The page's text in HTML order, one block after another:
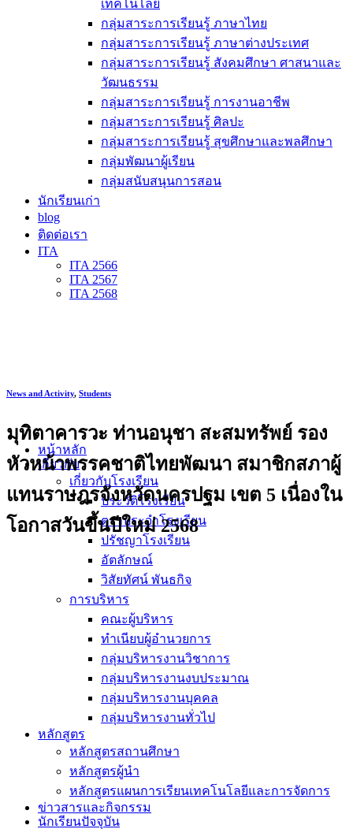
เทคโนโลยี
กลุ่มสาระการเรียนรู้ ภาษาไทย
กลุ่มสาระการเรียนรู้ ภาษาต่างประเทศ
กลุ่มสาระการเรียนรู้ สังคมศึกษา ศาสนาและ
วัฒนธรรม
กลุ่มสาระการเรียนรู้ การงานอาชีพ
กลุ่มสาระการเรียนรู้ ศิลปะ
กลุ่มสาระการเรียนรู้ สุขศึกษาและพลศึกษา
กลุ่มพัฒนาผู้เรียน
กลุ่มสนับสนุนการสอน
นักเรียนเก่า
blog
ติดต่อเรา
ITA
ITA 2566
ITA 2567
ITA 2568
หน้าหลัก
เกี่ยวกับ
เกี่ยวกับโรงเรียน
ประวัติโรงเรียน
ตราประจำโรงเรียน
ปรัชญาโรงเรียน
อัตลักษณ์
วิสัยทัศน์ พันธกิจ
การบริหาร
คณะผู้บริหาร
ทำเนียบผู้อำนวยการ
กลุ่มบริหารงานวิชาการ
กลุ่มบริหารงานงบประมาณ
กลุ่มบริหารงานบุคคล
กลุ่มบริหารงานทั่วไป
หลักสูตร
หลักสูตรสถานศึกษา
หลักสูตรผู้นำ
หลักสูตรแผนการเรียนเทคโนโลยีและการจัดการ
ข่าวสารและกิจกรรม
นักเรียนปัจจุบัน
News and Activity, Students
มุทิตาคารวะ ท่านอนุชา สะสมทรัพย์ รอง
หัวหน้าพรรคชาติไทยพัฒนา สมาชิกสภาผู้
แทนราษฎรจังหวัดนครปฐม เขต 5 เนื่องใน
โอกาสวันขึ้นปีใหม่ 2568